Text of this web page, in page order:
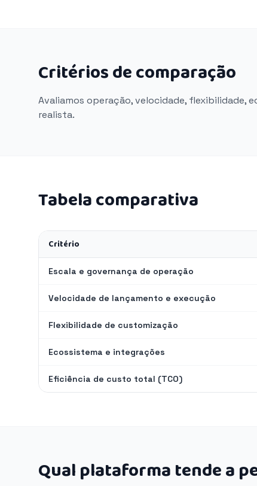
Critérios de comparação
Avaliamos operação, velocidade, flexibilidade,
realista.
Tabela comparativa
Critério
Escala e governança de operação
Velocidade de lançamento e execução
Flexibilidade de customização
Ecossistema e integrações
Eficiência de custo total (TCO)
Qual plataforma tende a